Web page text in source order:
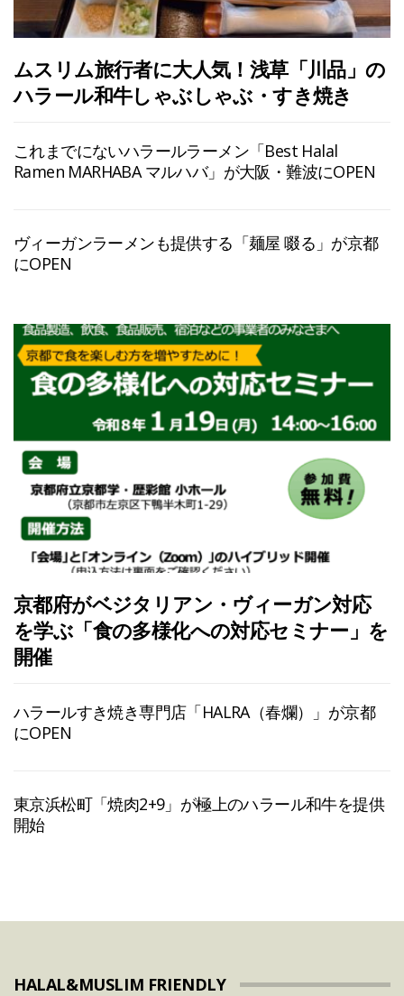
ムスリム旅行者に大人気！浅草「川品」の
ハラール和牛しゃぶしゃぶ・すき焼き
これまでにないハラールラーメン「Best Halal
Ramen MARHABA マルハバ」が大阪・難波にOPEN
ヴィーガンラーメンも提供する「麺屋 啜る」が京都
にOPEN
京都府がベジタリアン・ヴィーガン対応
を学ぶ「食の多様化への対応セミナー」を
開催
ハラールすき焼き専門店「HALRA（春爛）」が京都
にOPEN
東京浜松町「焼肉2+9」が極上のハラール和牛を提供
開始
HALAL&MUSLIM FRIENDLY